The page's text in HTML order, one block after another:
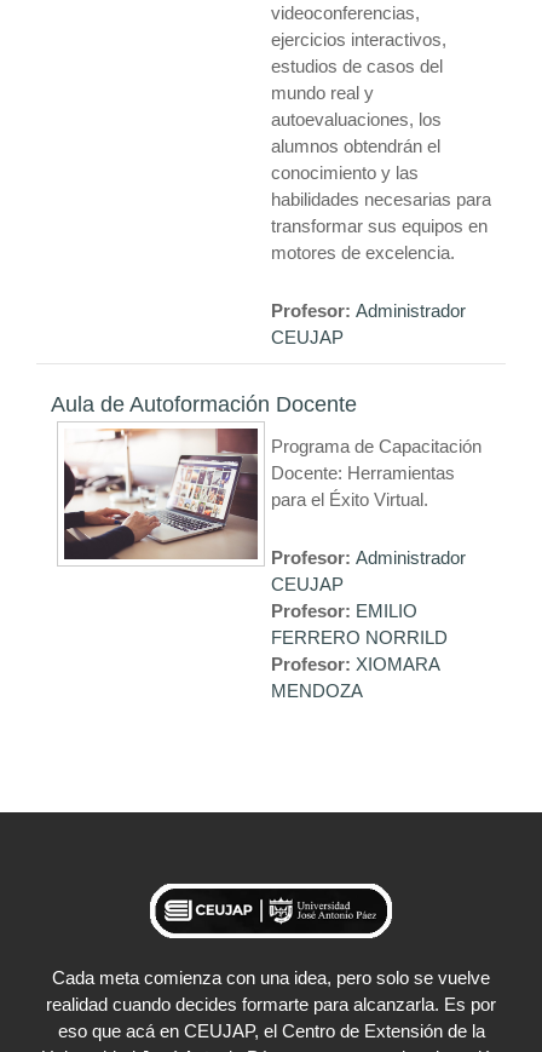
videoconferencias,
ejercicios interactivos,
estudios de casos del
mundo real y
autoevaluaciones, los
alumnos obtendrán el
conocimiento y las
habilidades necesarias para
transformar sus equipos en
motores de excelencia.
Profesor: Administrador
CEUJAP
Aula de Autoformación Docente
Programa de Capacitación
Docente: Herramientas
para el Éxito Virtual.
Profesor: Administrador
CEUJAP
Profesor: EMILIO
FERRERO NORRILD
Profesor: XIOMARA
MENDOZA
Cada meta comienza con una idea, pero solo se vuelve
realidad cuando decides formarte para alcanzarla. Es por
eso que acá en CEUJAP, el Centro de Extensión de la